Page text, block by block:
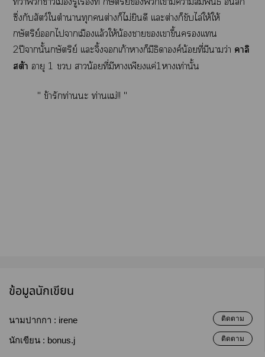
ซึ่งกับสัตว์ใตำาทุกต่างก็ไม่ยินดี เเะต่างก็ขับไล่ให้ให้
กษัตริย์ไาเมืองเเล้วให้น้องาเาขึ้นเเน
2ปีานั้นกษัตริย์ เเะจิ้งจอกเก้าาก็มีธิดาองค์น้อยที่มีนามว่า าลิ
สต้า อายุ 1  าน้อยที่มีาเพียงเเค่1าเท่านั้น
" ข้ารักท่านะ ท่านเเม่!! "
ข้อมูลนักเขียน
นามปากกา : irene ติดตาม
นักเขียน : bonus.j ติดตาม